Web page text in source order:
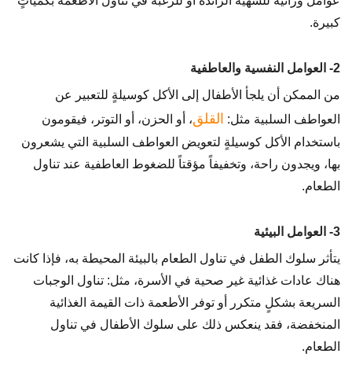
كبيرة.
2- العوامل النفسية والعاطفية
من الممكن أن يلجأ الأطفال إلى الأكل كوسيلةٍ للتعبير عن
العواطف السلبية مثل:
القلق، أو الحزن، أو التوتر، فيقومون
باستخدام الأكل كوسيلةٍ لتعويض العواطف السلبية التي يشعرون
بها، ويجدون راحة، وتخفيفاً مؤقتاً للضغوط العاطفية عند تناول
الطعام.
3- العوامل البيئية
يتأثر سلوك الطفل في تناول الطعام بالبيئة المحيطة به، فإذا كانت
هناك عادات غذائية غير صحية في الأسرة، مثل: تناول الوجبات
السريعة بشكلٍ متكرر أو توفر الأطعمة ذات القيمة الغذائية
المنخفضة، فقد ينعكس ذلك على سلوك الأطفال في تناول
الطعام.